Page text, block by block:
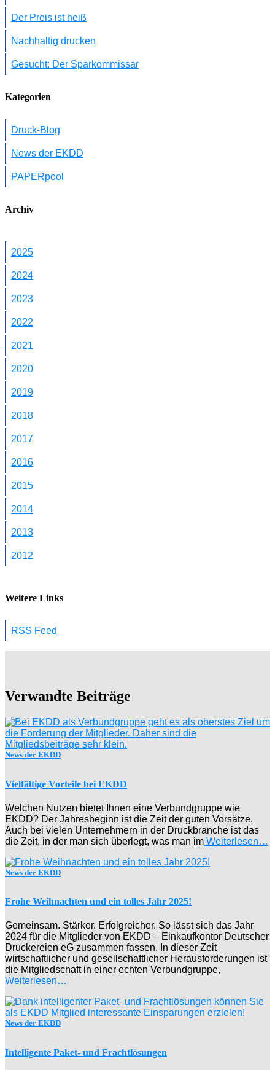
Der Preis ist heiß
Nachhaltig drucken
Gesucht: Der Sparkommissar
Kategorien
Druck-Blog
News der EKDD
PAPERpool
Archiv
2025
2024
2023
2022
2021
2020
2019
2018
2017
2016
2015
2014
2013
2012
Weitere Links
RSS Feed
Verwandte Beiträge
News der EKDD
Vielfältige Vorteile bei EKDD
Welchen Nutzen bietet Ihnen eine Verbundgruppe wie
EKDD? Der Jahresbeginn ist die Zeit der guten Vorsätze.
Auch bei vielen Unternehmern in der Druckbranche ist das
die Zeit, in der man sich überlegt, was man im Weiterlesen…
News der EKDD
Frohe Weihnachten und ein tolles Jahr 2025!
Gemeinsam. Stärker. Erfolgreicher. So lässt sich das Jahr
2024 für die Mitglieder von EKDD – Einkaufkontor Deutscher
Druckereien eG zusammen fassen. In dieser Zeit
wirtschaftlicher und gesellschaftlicher Herausforderungen ist
die Mitgliedschaft in einer echten Verbundgruppe,
Weiterlesen…
News der EKDD
Intelligente Paket- und Frachtlösungen